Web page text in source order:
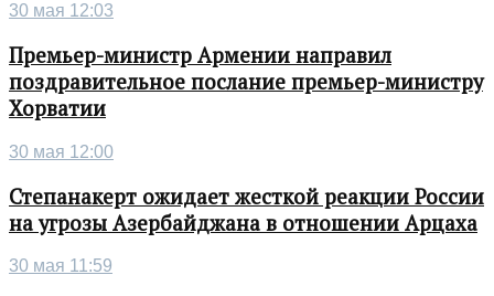
30 мая 12:03
Премьер-министр Армении направил
поздравительное послание премьер-министру
Хорватии
30 мая 12:00
Степанакерт ожидает жесткой реакции России
на угрозы Азербайджана в отношении Арцаха
30 мая 11:59